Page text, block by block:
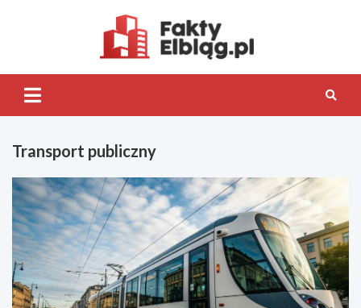
Transport publiczny